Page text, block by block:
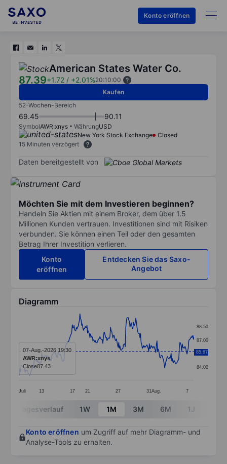
Konto eröffnen
American States Water Co.
87.39+1.72 / +2.01%20:10:00
Kaufen
52-Wochen-Bereich
69.45 90.11
SymbolAWR:xnys WährungUSD
New York Stock Exchange
Closed
15 Minuten verzögert
Daten bereitgestellt von
Möchten Sie mit dem Investieren beginnen?
Handeln Sie Aktien mit einem Broker, dem über 1.5
Millionen Kunden vertrauen. Investitionen sind mit Risiken
verbunden. Sie können einen Teil oder den gesamten
Betrag Ihrer Investition verlieren.
Konto
eröffnen
Entdecken Sie das Saxo-
Angebot
Diagramm
Line chart with 299 data points.
The chart has 1 X axis displaying categories.
The chart has 1 Y axis displaying values. Data
Juli 13 17 21 27 31 Aug. 7
84.00
85.50
87.00
88.50
85.67
07-Aug.-2026 19:30
AWR:xnys
Close87.43
End of interactive chart.
Tagesverlauf 1W 1M 3M 6M 1J
Konto eröffnen um Zugriff auf mehr Diagramm- und
Analyse-Tools zu erhalten.